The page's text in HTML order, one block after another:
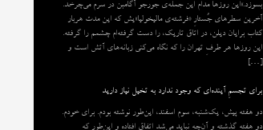
بسوزد.»این روزها مدام این جمله‌ی جورجو آگامبن در سرم می‌چرخد.
آخرین سطرهای جُستارِ «فرشته‌ی مالیخولیا»یش که این مدت هربار
کتاب برایان دیلن، در اتاق تاریک، را دست گرفته‌ام چشمم را گرفته.
این روزها هر طرفِ تهران را که نگاه می‌کنی زبانه‌های آتش است و
[…]
برای تجسمِ آینده‌ای که وجود ندارد به تخیل نیاز دارید
دو هفته پیش، یک‌شنبه، سوم اسفند، این‌طور نوشته بودم. برای خودم.
دو هفته گذشته و آن‌چه نباید می‌شد اتفاق افتاده و این‌طور که